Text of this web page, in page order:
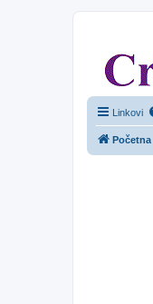
Linkovi
Početna